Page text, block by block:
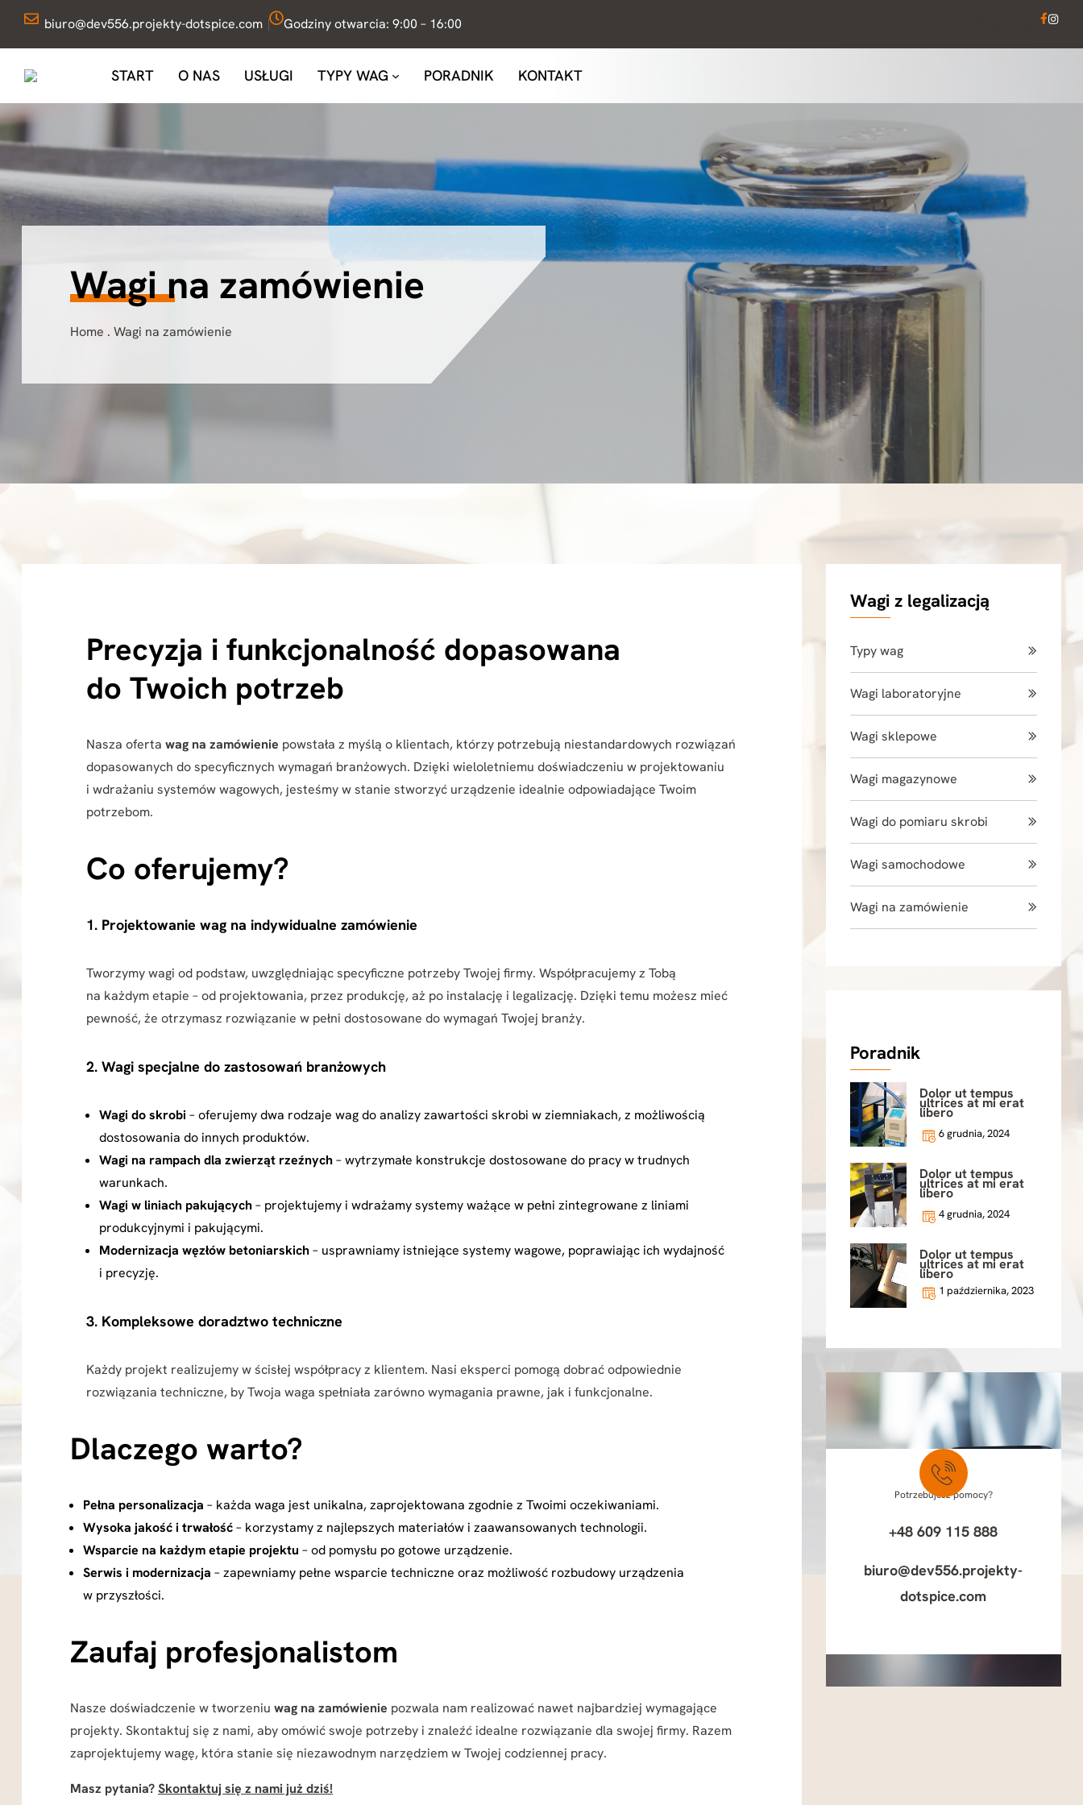
biuro@dev556.projekty-dotspice.com Godziny otwarcia: 9:00 – 16:00
START O NAS USŁUGI TYPY WAG PORADNIK KONTAKT
Wagi na zamówienie
Home . Wagi na zamówienie
Precyzja i funkcjonalność dopasowana
do Twoich potrzeb
Nasza oferta wag na zamówienie powstała z myślą o klientach, którzy potrzebują niestandardowych rozwiązań
dopasowanych do specyficznych wymagań branżowych. Dzięki wieloletniemu doświadczeniu w projektowaniu
i wdrażaniu systemów wagowych, jesteśmy w stanie stworzyć urządzenie idealnie odpowiadające Twoim
potrzebom.
Co oferujemy?
1. Projektowanie wag na indywidualne zamówienie
Tworzymy wagi od podstaw, uwzględniając specyficzne potrzeby Twojej firmy. Współpracujemy z Tobą
na każdym etapie – od projektowania, przez produkcję, aż po instalację i legalizację. Dzięki temu możesz mieć
pewność, że otrzymasz rozwiązanie w pełni dostosowane do wymagań Twojej branży.
2. Wagi specjalne do zastosowań branżowych
Wagi do skrobi – oferujemy dwa rodzaje wag do analizy zawartości skrobi w ziemniakach, z możliwością
dostosowania do innych produktów.
Wagi na rampach dla zwierząt rzeźnych– wytrzymałe konstrukcje dostosowane do pracy w trudnych
warunkach.
Wagi w liniach pakujących– projektujemy i wdrażamy systemy ważące w pełni zintegrowane z liniami
produkcyjnymi i pakującymi.
Modernizacja węzłów betoniarskich– usprawniamy istniejące systemy wagowe, poprawiając ich wydajność
i precyzję.
3. Kompleksowe doradztwo techniczne
Każdy projekt realizujemy w ścisłej współpracy z klientem. Nasi eksperci pomogą dobrać odpowiednie
rozwiązania techniczne, by Twoja waga spełniała zarówno wymagania prawne, jak i funkcjonalne.
Dlaczego warto?
Pełna personalizacja – każda waga jest unikalna, zaprojektowana zgodnie z Twoimi oczekiwaniami.
Wysoka jakość i trwałość– korzystamy z najlepszych materiałów i zaawansowanych technologii.
Wsparcie na każdym etapie projektu – od pomysłu po gotowe urządzenie.
Serwis i modernizacja – zapewniamy pełne wsparcie techniczne oraz możliwość rozbudowy urządzenia
w przyszłości.
Zaufaj profesjonalistom
Nasze doświadczenie w tworzeniu wag na zamówienie pozwala nam realizować nawet najbardziej wymagające
projekty. Skontaktuj się z nami, aby omówić swoje potrzeby i znaleźć idealne rozwiązanie dla swojej firmy. Razem
zaprojektujemy wagę, która stanie się niezawodnym narzędziem w Twojej codziennej pracy.
Masz pytania?Skontaktuj się z nami już dziś!
Wagi z legalizacją
Typy wag
Wagi laboratoryjne
Wagi sklepowe
Wagi magazynowe
Wagi do pomiaru skrobi
Wagi samochodowe
Wagi na zamówienie
Poradnik
Dolor ut tempus
ultrices at mi erat
libero
6 grudnia, 2024
Dolor ut tempus
ultrices at mi erat
libero
4 grudnia, 2024
Dolor ut tempus
ultrices at mi erat
libero
1 października, 2023
Potrzebujesz pomocy?
+48 609 115 888
biuro@dev556.projekty-
dotspice.com